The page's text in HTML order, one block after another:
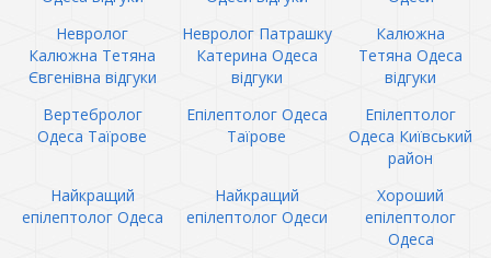
Невролог
Калюжна Тетяна
Євгенівна відгуки
Невролог Патрашку
Катерина Одеса
відгуки
Калюжна
Тетяна Одеса
відгуки
Вертебролог
Одеса Таїрове
Епілептолог Одеса
Таїрове
Епілептолог
Одеса Київський
район
Найкращий
епілептолог Одеса
Найкращий
епілептолог Одеси
Хороший
епілептолог
Одеса